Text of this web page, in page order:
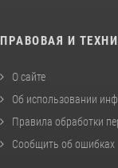
ПРАВОВАЯ И
О сайте
Об использовании
Правила обработки
Сообщить об ошибках